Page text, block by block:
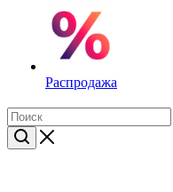
Распродажа